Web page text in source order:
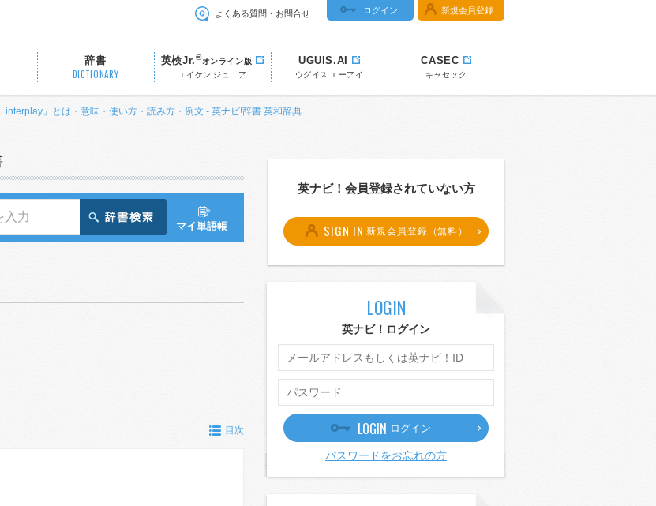
よくある質問・お問合せ ログイン 新規会員登録
辞書
DICTIONARY
英検Jr.®オンライン版
エイケン ジュニア
UGUIS.AI
ウグイス エーアイ
CASEC
キャセック
「interplay」とは・意味・使い方・読み方・例文 - 英ナビ!辞書 英和辞典
マイ単語帳
目次
英ナビ！会員登録されていない方
SIGN IN 新規会員登録（無料）
LOGIN
英ナビ！ログイン
LOGIN ログイン
パスワードをお忘れの方